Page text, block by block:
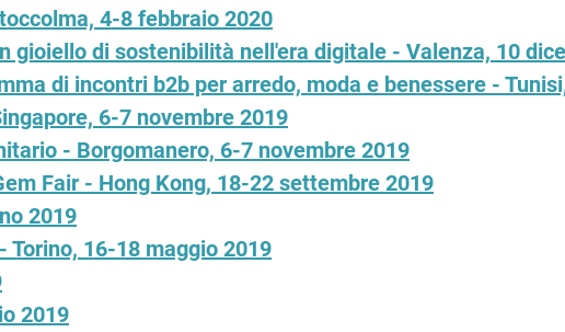
4-8 febbraio 2020
gioiello di sostenibilità nell'era digitale - Valenza, 10
di incontri b2b per arredo, moda e benessere -
6-7 novembre 2019
- Borgomanero, 6-7 novembre 2019
Fair - Hong Kong, 18-22 settembre 2019
2019
Torino, 16-18 maggio 2019
2019